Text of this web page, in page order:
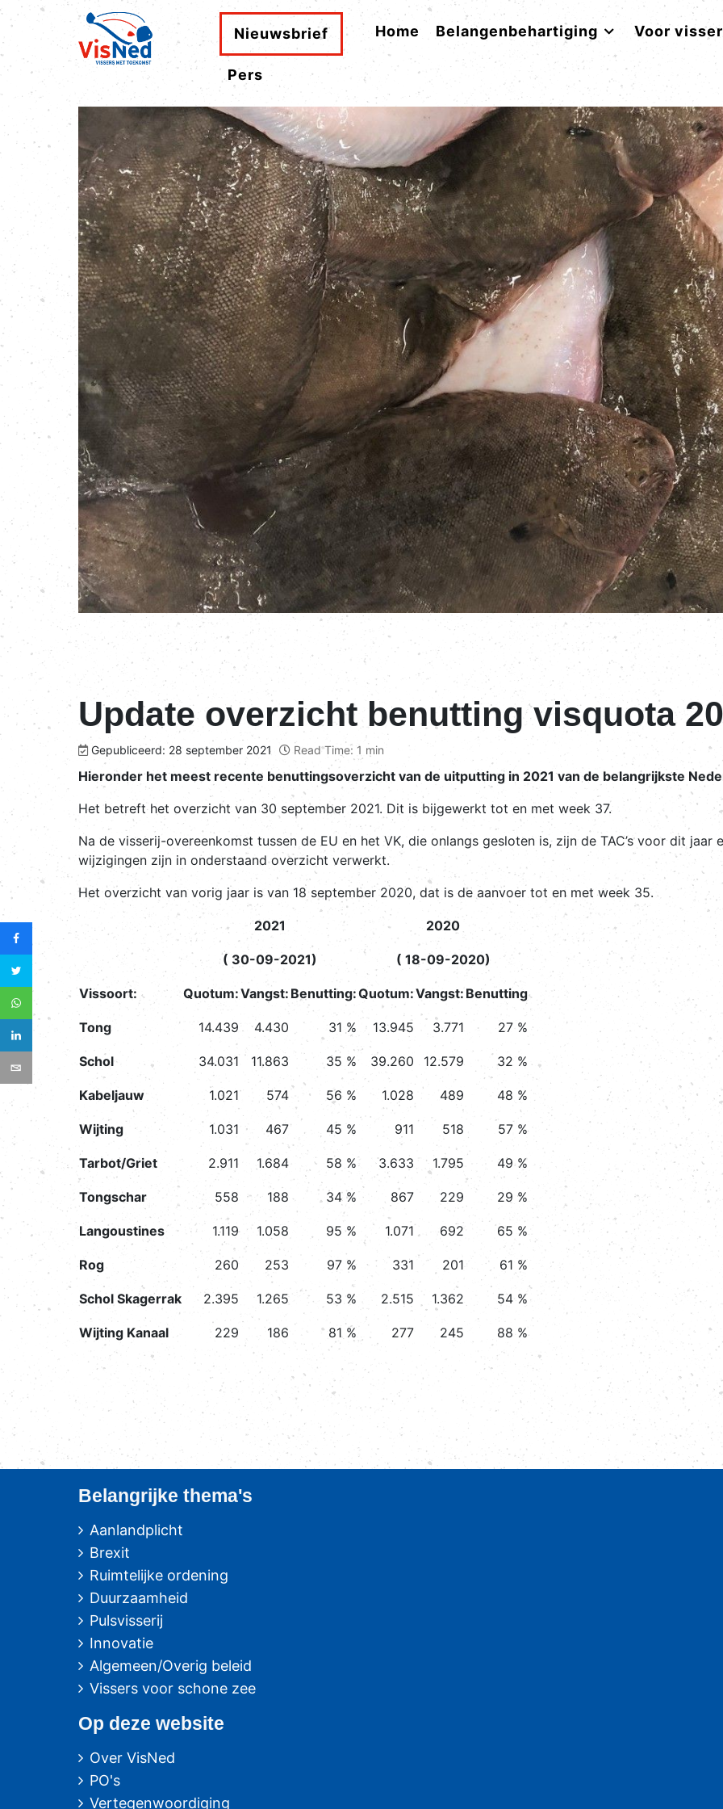
Nieuwsbrief Home Belangenbehartiging Voor
Pers
Update overzicht benutting visquota
Gepubliceerd: 28 september 2021 Read Time: 1 min
Hieronder het meest recente benuttingsoverzicht van de uitputting in 2021 van de belangrijkste
Het betreft het overzicht van 30 september 2021. Dit is bijgewerkt tot en met week 37.
Na de visserij-overeenkomst tussen de EU en het VK, die onlangs gesloten is, zijn de TAC’s voor dit
wijzigingen zijn in onderstaand overzicht verwerkt.
Het overzicht van vorig jaar is van 18 september 2020, dat is de aanvoer tot en met week 35.
2021 2020
( 30-09-2021) ( 18-09-2020)
Vissoort: Quotum:Vangst: Benutting:Quotum:Vangst: Benutting
Tong 14.439 4.430 31 % 13.945 3.771 27 %
Schol 34.031 11.863 35 % 39.260 12.579 32 %
Kabeljauw 1.021 574 56 % 1.028 489 48 %
Wijting 1.031 467 45 % 911 518 57 %
Tarbot/Griet 2.911 1.684 58 % 3.633 1.795 49 %
Tongschar 558 188 34 % 867 229 29 %
Langoustines 1.119 1.058 95 % 1.071 692 65 %
Rog 260 253 97 % 331 201 61 %
Schol Skagerrak 2.395 1.265 53 % 2.515 1.362 54 %
Wijting Kanaal 229 186 81 % 277 245 88 %
Belangrijke thema's
Aanlandplicht
Brexit
Ruimtelijke ordening
Duurzaamheid
Pulsvisserij
Innovatie
Algemeen/Overig beleid
Vissers voor schone zee
Op deze website
Over VisNed
PO's
Vertegenwoordiging